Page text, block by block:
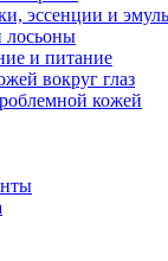
эссенции и
лосьоны
и питание
вокруг глаз
кожей